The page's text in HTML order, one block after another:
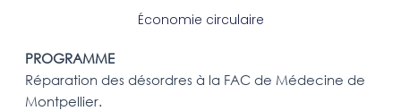
Économie circulaire
PROGRAMME
Réparation des désordres à la FAC de Médecine de
Montpellier.